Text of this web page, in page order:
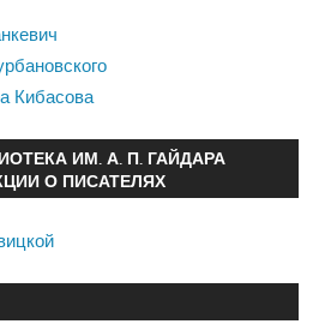
Кибасова
ИМ. А. П. ГАЙДАРА
О ПИСАТЕЛЯХ